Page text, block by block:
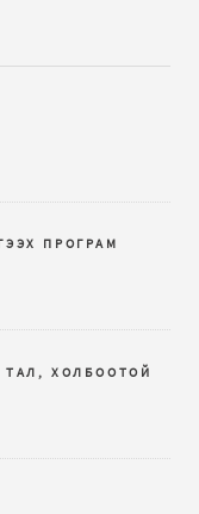
ПРОГРАМ
ТАЛ, ХОЛБООТОЙ